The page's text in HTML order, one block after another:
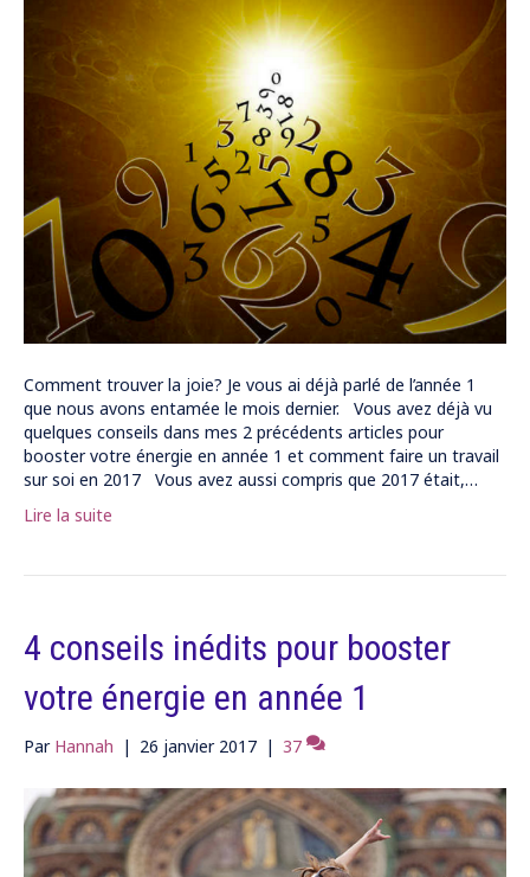
Comment trouver la joie? Je vous ai déjà parlé de l’année 1
que nous avons entamée le mois dernier. Vous avez déjà vu
quelques conseils dans mes 2 précédents articles pour
booster votre énergie en année 1 et comment faire un travail
sur soi en 2017 Vous avez aussi compris que 2017 était,…
Lire la suite
4 conseils inédits pour booster
votre énergie en année 1
Par Hannah | 26 janvier 2017 | 37